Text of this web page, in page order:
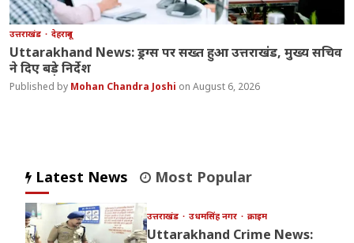
उत्तराखंड देहरादून
Uttarakhand News: ड्रग्स पर सख्त हुआ उत्तराखंड, मुख्य सचिव
ने दिए बड़े निर्देश
Mohan Chandra Joshi August 6, 2026
Latest News Most Popular
उत्तराखंड उधमसिंह नगर क्राइम
Uttarakhand Crime News: